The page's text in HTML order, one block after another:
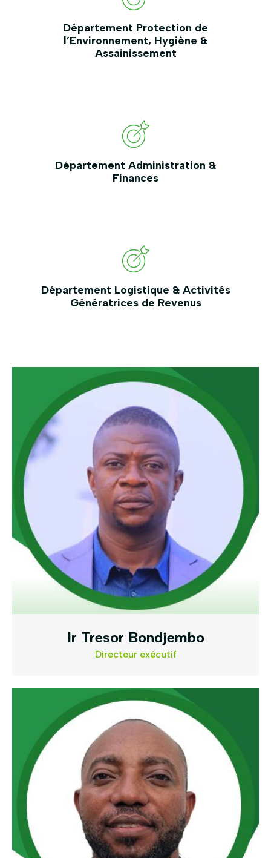
Département Protection de
l’Environnement, Hygiène &
Assainissement
Département Administration &
Finances
Département Logistique & Activités
Génératrices de Revenus
Ir Tresor Bondjembo
Directeur exécutif